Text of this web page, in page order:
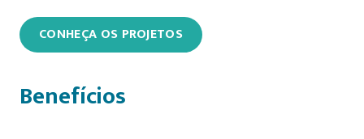
CONHEÇA OS PROJETOS
Benefícios